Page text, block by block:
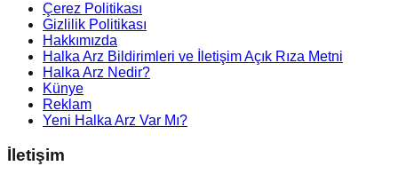
Çerez Politikası
Gizlilik Politikası
Hakkımızda
Halka Arz Bildirimleri ve İletişim Açık Rıza Metni
Halka Arz Nedir?
Künye
Reklam
Yeni Halka Arz Var Mı?
İletişim